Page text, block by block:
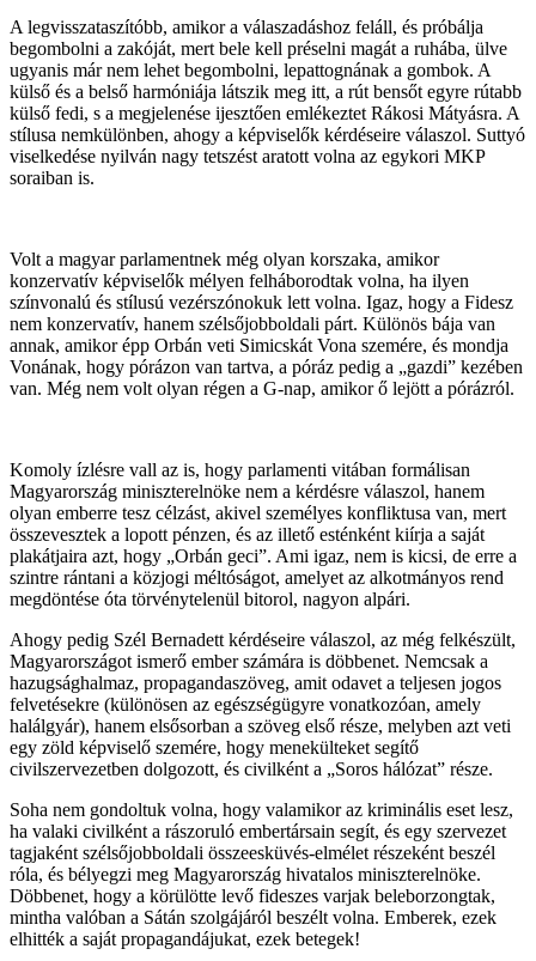
A legvisszataszítóbb, amikor a válaszadáshoz feláll, és próbálja
begombolni a zakóját, mert bele kell préselni magát a ruhába, ülve
ugyanis már nem lehet begombolni, lepattognának a gombok. A
külső és a belső harmóniája látszik meg itt, a rút bensőt egyre rútabb
külső fedi, s a megjelenése ijesztően emlékeztet Rákosi Mátyásra. A
stílusa nemkülönben, ahogy a képviselők kérdéseire válaszol. Suttyó
viselkedése nyilván nagy tetszést aratott volna az egykori MKP
soraiban is.
Volt a magyar parlamentnek még olyan korszaka, amikor
konzervatív képviselők mélyen felháborodtak volna, ha ilyen
színvonalú és stílusú vezérszónokuk lett volna. Igaz, hogy a Fidesz
nem konzervatív, hanem szélsőjobboldali párt. Különös bája van
annak, amikor épp Orbán veti Simicskát Vona szemére, és mondja
Vonának, hogy pórázon van tartva, a póráz pedig a „gazdi” kezében
van. Még nem volt olyan régen a G-nap, amikor ő lejött a pórázról.
Komoly ízlésre vall az is, hogy parlamenti vitában formálisan
Magyarország miniszterelnöke nem a kérdésre válaszol, hanem
olyan emberre tesz célzást, akivel személyes konfliktusa van, mert
összevesztek a lopott pénzen, és az illető esténként kiírja a saját
plakátjaira azt, hogy „Orbán geci”. Ami igaz, nem is kicsi, de erre a
szintre rántani a közjogi méltóságot, amelyet az alkotmányos rend
megdöntése óta törvénytelenül bitorol, nagyon alpári.
Ahogy pedig Szél Bernadett kérdéseire válaszol, az még felkészült,
Magyarországot ismerő ember számára is döbbenet. Nemcsak a
hazugsághalmaz, propagandaszöveg, amit odavet a teljesen jogos
felvetésekre (különösen az egészségügyre vonatkozóan, amely
halálgyár), hanem elsősorban a szöveg első része, melyben azt veti
egy zöld képviselő szemére, hogy menekülteket segítő
civilszervezetben dolgozott, és civilként a „Soros hálózat” része.
Soha nem gondoltuk volna, hogy valamikor az kriminális eset lesz,
ha valaki civilként a rászoruló embertársain segít, és egy szervezet
tagjaként szélsőjobboldali összeesküvés-elmélet részeként beszél
róla, és bélyegzi meg Magyarország hivatalos miniszterelnöke.
Döbbenet, hogy a körülötte levő fideszes varjak beleborzongtak,
mintha valóban a Sátán szolgájáról beszélt volna. Emberek, ezek
elhitték a saját propagandájukat, ezek betegek!